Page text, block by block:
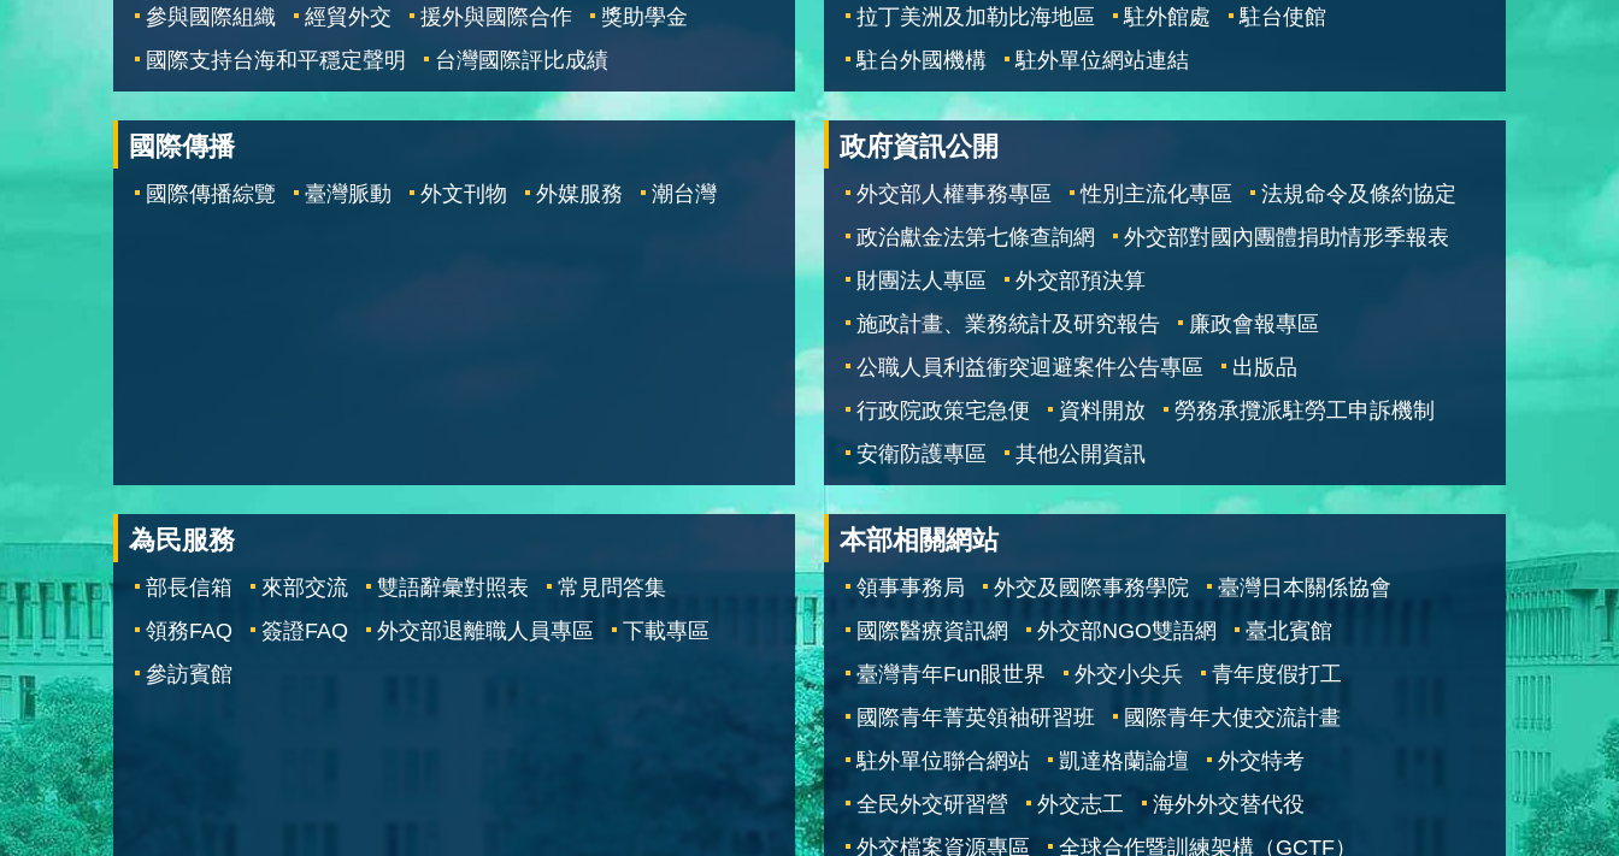
參與國際組織
經貿外交 援外與國際合作
獎助學金
國際支持台海和平穩定聲明
台灣國際評比成績
拉丁美洲及加勒比海地區
駐外館處
駐台使館
駐台外國機構
駐外單位網站連結
國際傳播
國際傳播綜覽 臺灣脈動 外文刊物 外媒服務 潮台灣
政府資訊公開
外交部人權事務專區 性別主流化專區
法規命令及條約協定
政治獻金法第七條查詢網
外交部對國內團體捐助情形季報表
財團法人專區
外交部預決算
施政計畫、業務統計及研究報告
廉政會報專區
公職人員利益衝突迴避案件公告專區
出版品
行政院政策宅急便
資料開放
勞務承攬派駐勞工申訴機制
安衛防護專區
其他公開資訊
為民服務
部長信箱 來部交流 雙語辭彙對照表
常見問答集
領務FAQ
簽證FAQ 外交部退離職人員專區
下載專區
參訪賓館
本部相關網站
領事事務局 外交及國際事務學院
臺灣日本關係協會
國際醫療資訊網
外交部NGO雙語網
臺北賓館
臺灣青年Fun眼世界
外交小尖兵
青年度假打工
國際青年菁英領袖研習班
國際青年大使交流計畫
駐外單位聯合網站
凱達格蘭論壇
外交特考
全民外交研習營
外交志工
海外外交替代役
外交檔案資源專區
全球合作暨訓練架構（GCTF）